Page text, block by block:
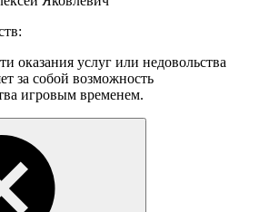
оказания услуг или недовольства
за собой возможность
игровым временем.